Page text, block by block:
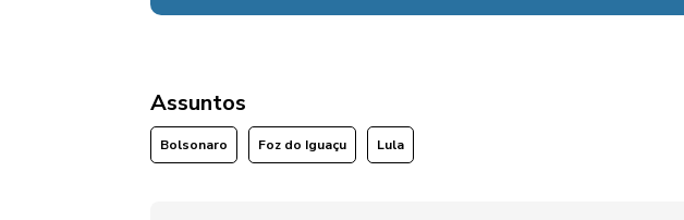
Assuntos
Bolsonaro Foz do Iguaçu Lula